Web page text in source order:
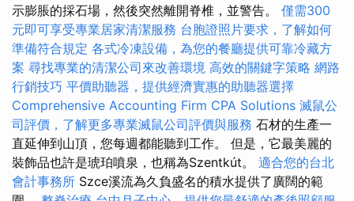
示膨脹的採石場，然後突然離開脊椎，並警告。 僅需300
元即可享受專業居家清潔服務 台胞證照片要求，了解如何
準備符合規定 各式冷凍設備，為您的餐廳提供可靠冷藏方
案 尋找專業的清潔公司來改善環境 高效的關鍵字策略 網路
行銷技巧 平價助聽器，提供經濟實惠的助聽器選擇
Comprehensive Accounting Firm CPA Solutions 滅鼠公
司評價，了解更多專業滅鼠公司評價與服務 石材的生產一
直延伸到山頂，您每週都能聽到工作。 但是，它最美麗的
裝飾品也許是琥珀噴泉，也稱為Szentkút。 適合您的台北
會計事務所 Szce溪流為久負盛名的積水提供了廣闊的範